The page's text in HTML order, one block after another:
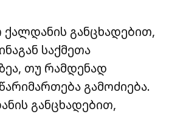
ქალდანის განცხადებით,
საქმეთა
თუ რამდენად
გამოძიება.
განცხადებით,